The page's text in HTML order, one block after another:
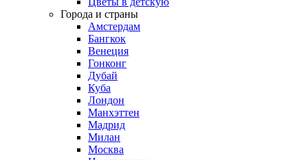
Города и страны
Амстердам
Бангкок
Венеция
Гонконг
Дубай
Куба
Лондон
Манхэттен
Мадрид
Милан
Москва